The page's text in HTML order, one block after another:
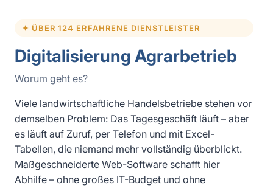
✦ ÜBER 124 ERFAHRENE DIENSTLEISTER
Digitalisierung Agrarbetrieb
Worum geht es?
Viele landwirtschaftliche Handelsbetriebe stehen vor
demselben Problem: Das Tagesgeschäft läuft – aber
es läuft auf Zuruf, per Telefon und mit Excel-
Tabellen, die niemand mehr vollständig überblickt.
Maßgeschneiderte Web-Software schafft hier
Abhilfe – ohne großes IT-Budget und ohne